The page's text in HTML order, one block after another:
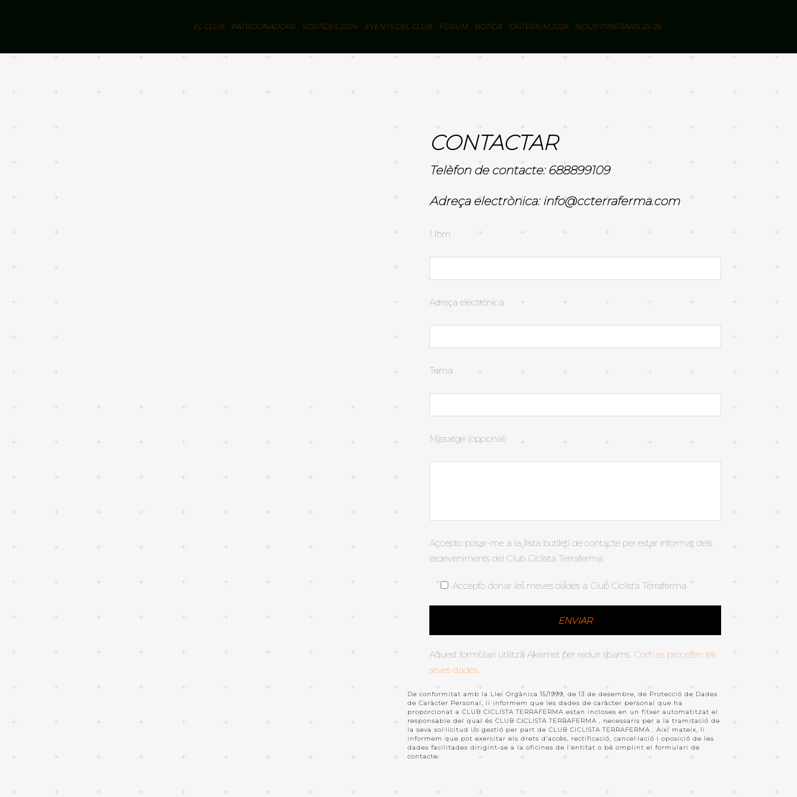
EL CLUB PATROCINADORS SORTIDES 2024 EVENTS DEL CLUB FÒRUM BOTIGA CRITERIUM 2026 NOU!!! ITINERARIS 25-26
CONTACTAR
Telèfon de contacte: 688899109
Adreça electrònica: info@ccterraferma.com
Nom
Adreça electrònica
Tema
Missatge (opcional)
Accepto posar-me a la llista butlletí de contacte per estar informat dels
esdeveniments del Club Ciclista Terraferma
Accepto donar les meves dades a Club Ciclista Terraferma
Aquest formulari utilitza Akismet per reduir spams. Com es procesen les
seves dades.
De conformitat amb la Llei Orgànica 15/1999, de 13 de desembre, de Protecció de Dades
de Caràcter Personal, li informem que les dades de caràcter personal que ha
proporcionat a CLUB CICLISTA TERRAFERMA estan incloses en un fitxer automatitzat el
responsable del qual és CLUB CICLISTA TERRAFERMA , necessaris per a la tramitació de
la seva sol·licitud i/o gestió per part de CLUB CICLISTA TERRAFERMA . Així mateix, li
informem que pot exercitar els drets d’accès, rectificació, cancel·lació i oposició de les
dades facilitades dirigint-se a la oficines de l’entitat o bé omplint el formulari de
contacte.